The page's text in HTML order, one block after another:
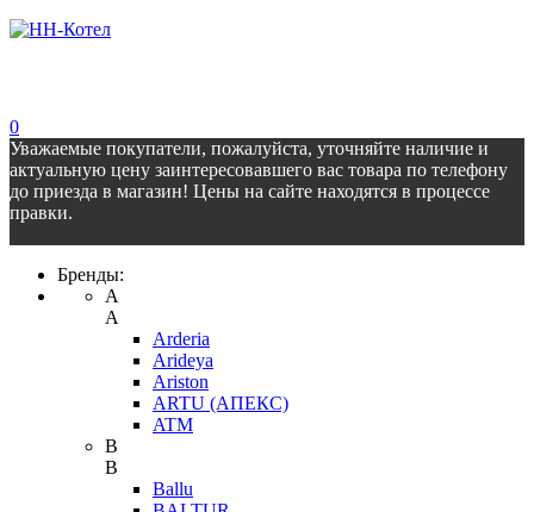
0
Уважаемые покупатели, пожалуйста, уточняйте наличие и
актуальную цену заинтересовавшего вас товара по телефону
до приезда в магазин! Цены на сайте находятся в процессе
правки.
Бренды:
A
A
Arderia
Arideya
Ariston
ARTU (АПЕКС)
ATM
B
B
Ballu